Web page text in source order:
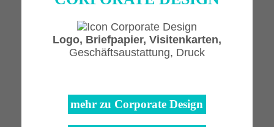
Logo, Briefpapier, Visitenkarten,
Geschäftsaustattung, Druck
mehr zu CorporateDesign